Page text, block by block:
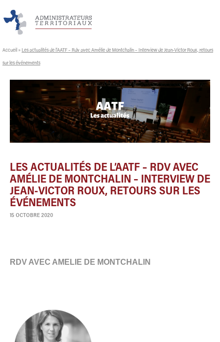
Accueil » Les actualités de l’AATF – Rdv avec Amélie de Montchalin – Interview de Jean-Victor Roux, retours
sur les événements
LES ACTUALITÉS DE L’AATF – RDV AVEC
AMÉLIE DE MONTCHALIN – INTERVIEW DE
JEAN-VICTOR ROUX, RETOURS SUR LES
ÉVÉNEMENTS
15 OCTOBRE 2020
RDV AVEC AMELIE DE MONTCHALIN